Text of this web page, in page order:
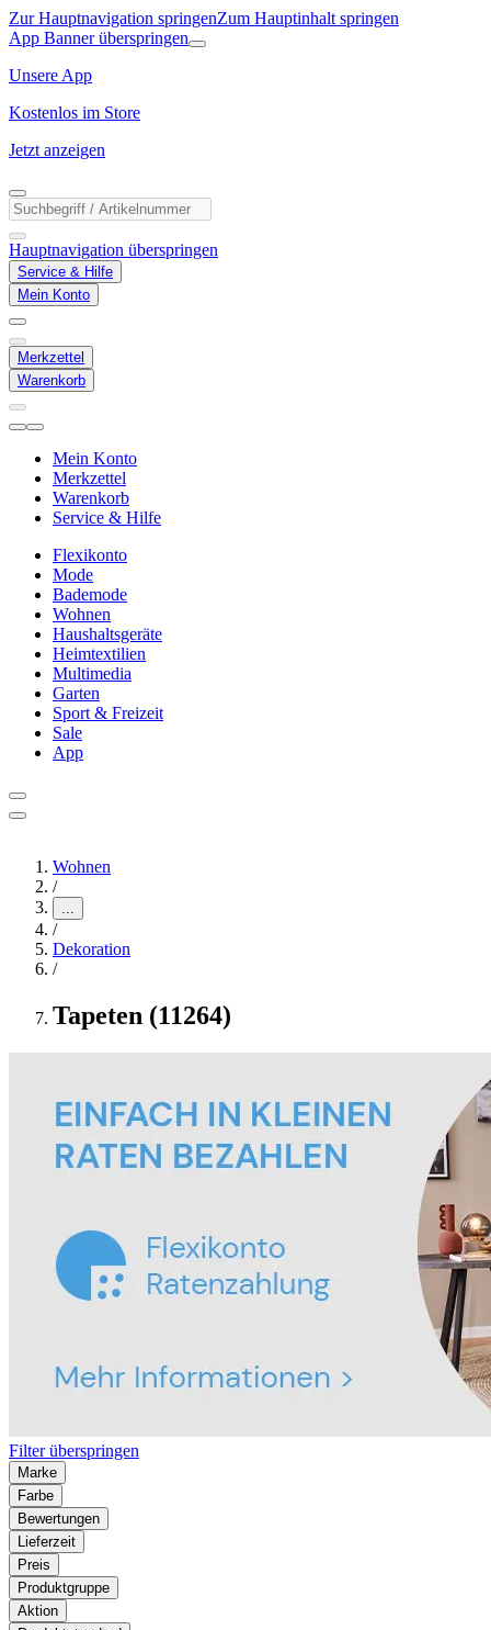
Zur Hauptnavigation springenZum Hauptinhalt springen
App Banner überspringen
Unsere App
Kostenlos im Store
Jetzt anzeigen
Hauptnavigation überspringen
Service & Hilfe
Mein Konto
Merkzettel
Warenkorb
Mein Konto
Merkzettel
Warenkorb
Service & Hilfe
Flexikonto
Mode
Bademode
Wohnen
Haushaltsgeräte
Heimtextilien
Multimedia
Garten
Sport & Freizeit
Sale
App
Wohnen
/
...
/
Dekoration
/
Tapeten (11264)
Filter überspringen
Marke
Farbe
Bewertungen
Lieferzeit
Preis
Produktgruppe
Aktion